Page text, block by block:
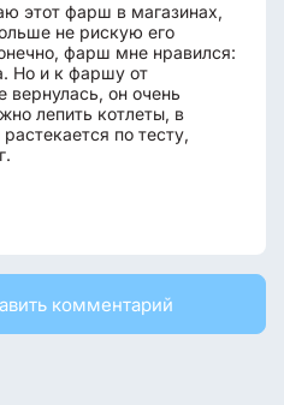
этот фарш в магазинах,
не рискую его
фарш мне нравился:
Но и к фаршу от
вернулась, он очень
лепить котлеты, в
по тесту,
комментарий